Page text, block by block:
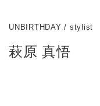
UNBIRTHDAY / stylist
萩原 真悟